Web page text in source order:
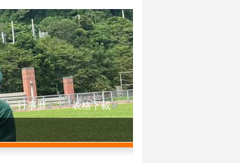
行事曆 表格下載